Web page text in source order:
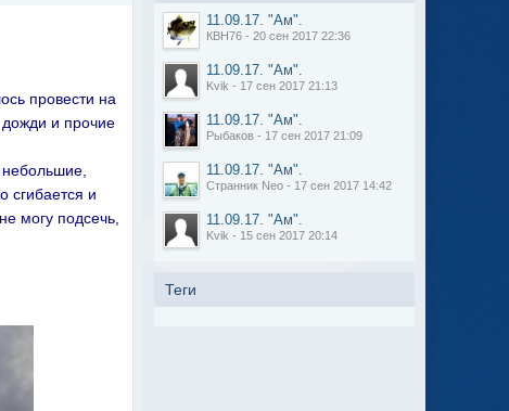
провести на
и прочие
сгибается и
могу подсечь,
11.09.17. "Ам".
КВН76 - 20 сен 2017 22:36
11.09.17. "Ам".
Kvik - 17 сен 2017 21:13
11.09.17. "Ам".
Рыбаков - 17 сен 2017 21:09
11.09.17. "Ам".
Странник Neo - 17 сен 2017 14:42
11.09.17. "Ам".
Kvik - 15 сен 2017 20:14
Теги